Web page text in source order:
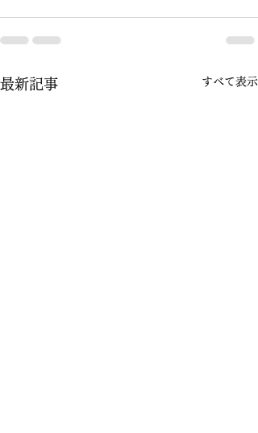
最新記事 すべて表示